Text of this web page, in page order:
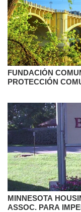
FUNDACIÓN
PROTECCIÓN
MINNESOTA
ASSOC. PARA